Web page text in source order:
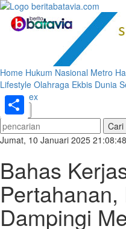
Home Hukum Nasional Metro
Lifestyle Olahraga Ekbis Dunia
Pak Index
«
»
Jumat, 10 Januari 2025 21:08:48
Bahas
Dampingi
Share